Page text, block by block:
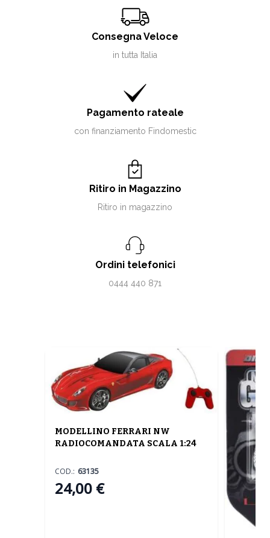
Consegna Veloce
in tutta Italia
Pagamento rateale
con finanziamento Findomestic
Ritiro in Magazzino
Ritiro in magazzino
Ordini telefonici
0444 440 871
MODELLINO FERRARI NW
RADIOCOMANDATA SCALA 1:24
24,00 €
COD.: 63135